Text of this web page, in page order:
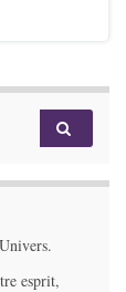
esprit,